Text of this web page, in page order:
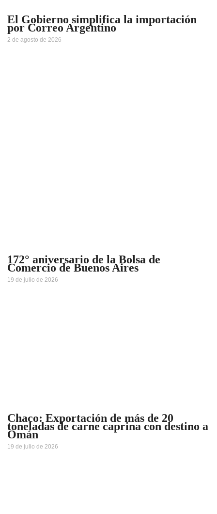
El Gobierno simplifica la importación
por Correo Argentino
2 de agosto de 2026
172° aniversario de la Bolsa de
Comercio de Buenos Aires
19 de julio de 2026
Chaco: Exportación de más de 20
toneladas de carne caprina con destino a
Omán
19 de julio de 2026